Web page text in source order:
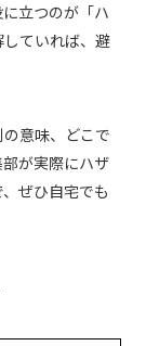
立つのが「ハ
ていれば、避
意味、どこで
が実際にハザ
ぜひ自宅でも